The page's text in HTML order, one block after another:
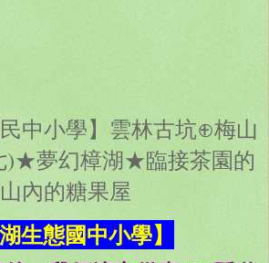
民中小學】雲林古坑⊕梅山
)★夢幻樟湖★臨接茶園的
內的糖果屋
湖生態國中小學】